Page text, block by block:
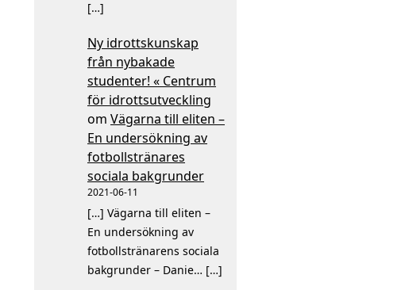
[…]
Ny idrottskunskap
från nybakade
studenter! « Centrum
för idrottsutveckling
om Vägarna till eliten –
En undersökning av
fotbollstränares
sociala bakgrunder
2021-06-11
[…] Vägarna till eliten –
En undersökning av
fotbollstränarens sociala
bakgrunder – Danie… […]